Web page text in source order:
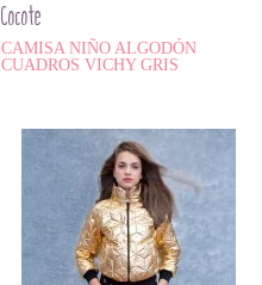
Cocote
CAMISA NIÑO ALGODÓN
CUADROS VICHY GRIS